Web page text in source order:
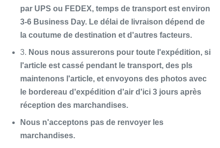
par UPS ou FEDEX, temps de transport est environ
3-6 Business Day. Le délai de livraison dépend de
la coutume de destination et d'autres facteurs.
3. Nous nous assurerons pour toute l'expédition, si
l'article est cassé pendant le transport, des pls
maintenons l'article, et envoyons des photos avec
le bordereau d'expédition d'air d'ici 3 jours après
réception des marchandises.
Nous n'acceptons pas de renvoyer les
marchandises.